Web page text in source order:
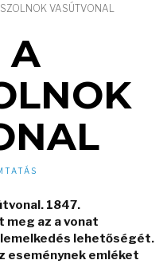
VASÚTVONAL
A
1847.
az a vonat
lehetőségét.
eseménynek emléket